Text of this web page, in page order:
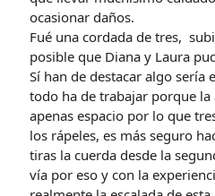
ocasionar daños.
Fué una cordada de tres,
posible que Diana y Laura
Sí han de destacar algo
todo ha de trabajar porque
apenas espacio por lo que
los rápeles, es más seguro
tiras la cuerda desde la
vía por eso y con la